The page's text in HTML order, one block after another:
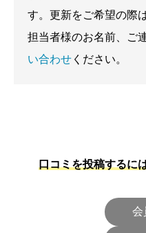
す。更新をご希望の際
担当者様のお名前、ご
い合わせ ください。
口コミを投稿するに
会